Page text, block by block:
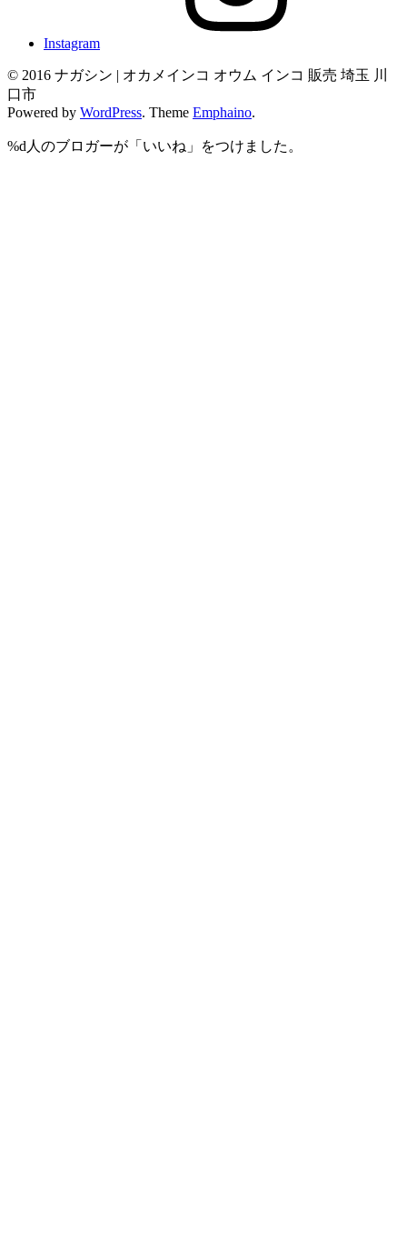
Instagram
© 2016 ナガシン | オカメインコ オウム インコ 販売 埼玉 川
口市
Powered by WordPress. Theme Emphaino.
%d 人のブロガーが「いいね」をつけました。